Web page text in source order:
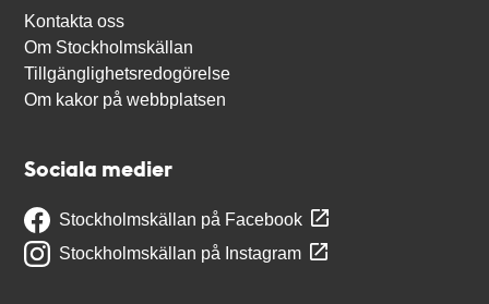
Kontakta oss
Om Stockholmskällan
Tillgänglighetsredogörelse
Om kakor på webbplatsen
Sociala medier
Stockholmskällan på Facebook
Stockholmskällan på Instagram